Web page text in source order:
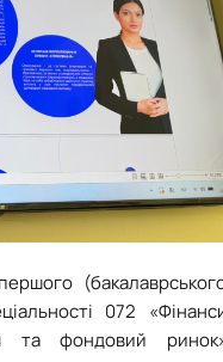
072
та фондовий